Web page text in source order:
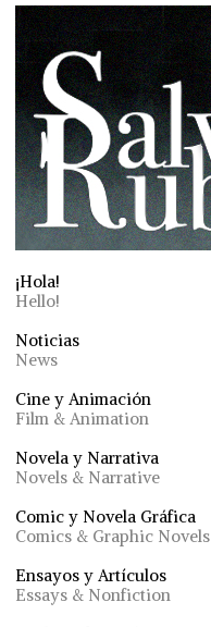
¡Hola!
Hello!
Noticias
News
Cine y Animación
Film & Animation
Novela y Narrativa
Novels & Narrative
Comic y Novela Gráfica
Comics & Graphic Novels
Ensayos y Artículos
Essays & Nonfiction